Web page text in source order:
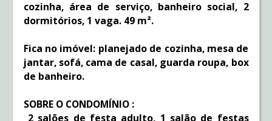
cozinha, área de serviço, banheiro social, 2
dormitórios, 1 vaga. 49 m².
Fica no imóvel: planejado de cozinha, mesa de
jantar, sofá, cama de casal, guarda roupa, box
de banheiro.
SOBRE O CONDOMÍNIO :
2 salões de festa adulto, 1 salão de festas